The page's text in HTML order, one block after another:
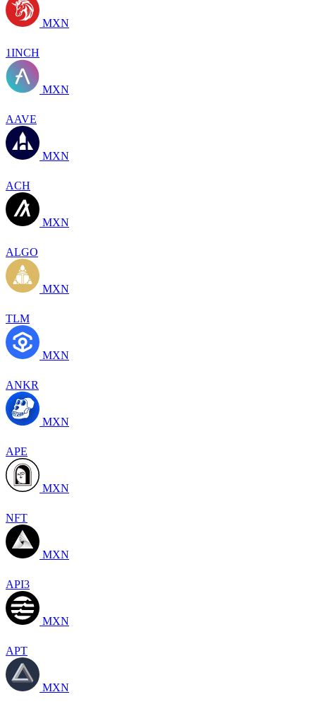
MXN
1INCH
MXN
AAVE
MXN
ACH
MXN
ALGO
MXN
TLM
MXN
ANKR
MXN
APE
MXN
NFT
MXN
API3
MXN
APT
MXN